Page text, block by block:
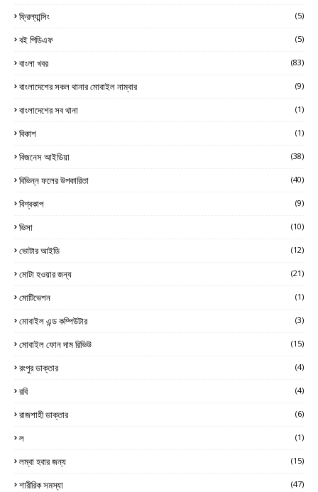
ফ্রিল্যান্সিং (5)
বই পিডিএফ (5)
বাংলা খবর (83)
বাংলাদেশের সকল থানার মোবাইল নাম্বার (9)
বাংলাদেশের সব থানা (1)
বিকাশ (1)
বিজনেস আইডিয়া (38)
বিভিন্ন ফলের উপকারিতা (40)
বিশ্বকাপ (9)
ভিসা (10)
ভোটার আইডি (12)
মোটা হওয়ার জন্য (21)
মোটিভেশন (1)
মোবাইল এন্ড কম্পিউটার (3)
মোবাইল ফোন দাম রিভিউ (15)
রংপুর ডাক্তার (4)
রবি (4)
রাজশাহী ডাক্তার (6)
ল (1)
লম্বা হবার জন্য (15)
শারীরিক সমস্যা (47)